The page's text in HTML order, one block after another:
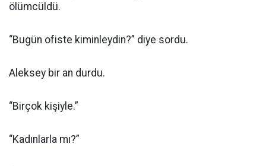
ölümcüldü.
“Bugün ofiste kiminleydin?” diye sordu.
Aleksey bir an durdu.
“Birçok kişiyle.”
“Kadınlarla mı?”